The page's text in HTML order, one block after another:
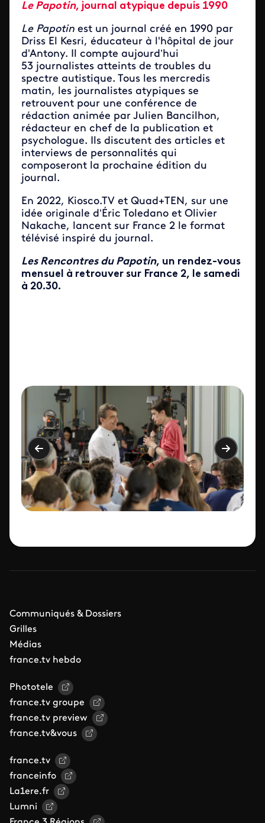
Le Papotin, journal atypique depuis 1990
Le Papotin est un journal créé en 1990 par
Driss El Kesri, éducateur à l'hôpital de jour
d'Antony. Il compte aujourd’hui
53 journalistes atteints de troubles du
spectre autistique. Tous les mercredis
matin, les journalistes atypiques se
retrouvent pour une conférence de
rédaction animée par Julien Bancilhon,
rédacteur en chef de la publication et
psychologue. Ils discutent des articles et
interviews de personnalités qui
composeront la prochaine édition du
journal.
En 2022, Kiosco.TV et Quad+TEN, sur une
idée originale d’Éric Toledano et Olivier
Nakache, lancent sur France 2 le format
télévisé inspiré du journal.
Les Rencontres du Papotin, un rendez-vous
mensuel à retrouver sur France 2, le samedi
à 20.30.
Communiqués & Dossiers
Grilles
Médias
france.tv hebdo
Phototele
france.tv groupe
france.tv preview
france.tv&vous
france.tv
franceinfo
La1ere.fr
Lumni